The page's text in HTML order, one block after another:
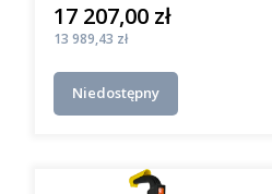
Cena
17 207,00 zł
Cena
13 989,43 zł
Niedostępny